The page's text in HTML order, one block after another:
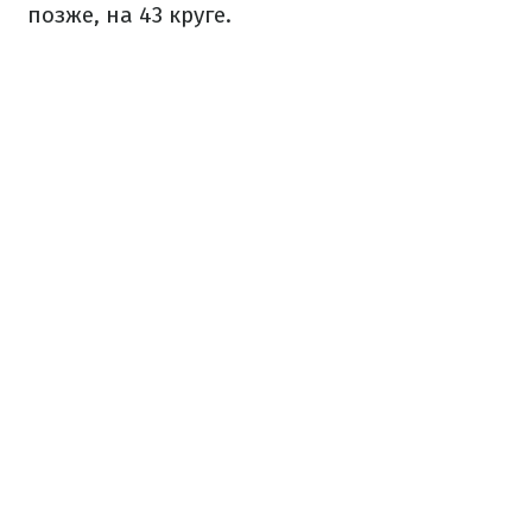
позже, на 43 круге.